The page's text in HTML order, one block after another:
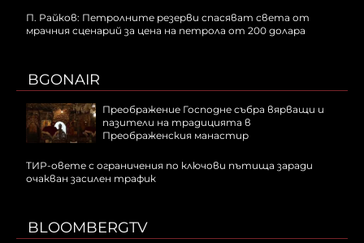
П. Райков: Петролните резерви спасяват света от
мрачния сценарий за цена на петрола от 200 долара
BGONAIR
Преображение Господне събра вярващи и
пазители на традицията в
Преображенския манастир
ТИР-овете с ограничения по ключови пътища заради
очакван засилен трафик
BLOOMBERGTV